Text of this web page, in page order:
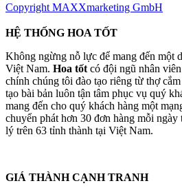
Copyright MAXXmarketing GmbH
HỆ THỐNG HOA TỐT
Không ngừng nỗ lực để mang đến một
Việt Nam. Hoa tốt có đội ngũ nhân
chính chúng tôi đào tạo riêng từ thợ
tạo bài bản luôn tận tâm phục vụ quý
mang đến cho quý khách hàng một
chuyển phát hơn 30 đơn hàng mỗi
lý trên 63 tỉnh thành tại Việt Nam.
GIÁ THÀNH CẠNH TRANH